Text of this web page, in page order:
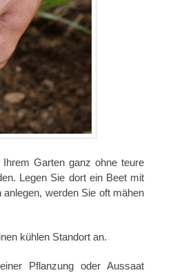
Garten ganz ohne teure
Legen Sie dort ein Beet mit
werden Sie oft mähen
kühlen Standort an.
Pflanzung oder Aussaat